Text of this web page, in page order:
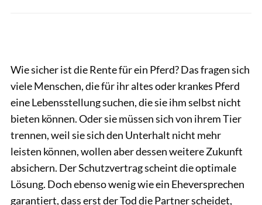
Wie sicher ist die Rente für ein Pferd? Das fragen sich
viele Menschen, die für ihr altes oder krankes Pferd
eine ­Lebensstellung suchen, die sie ihm selbst nicht
bieten können. Oder sie müssen sich von ihrem Tier
trennen, weil sie sich den Unterhalt nicht mehr
leisten können, wollen aber dessen weitere Zukunft
absichern. Der Schutzvertrag scheint die optimale
Lösung. Doch ebenso wenig wie ein Eheversprechen
garantiert, dass erst der Tod die Partner scheidet,